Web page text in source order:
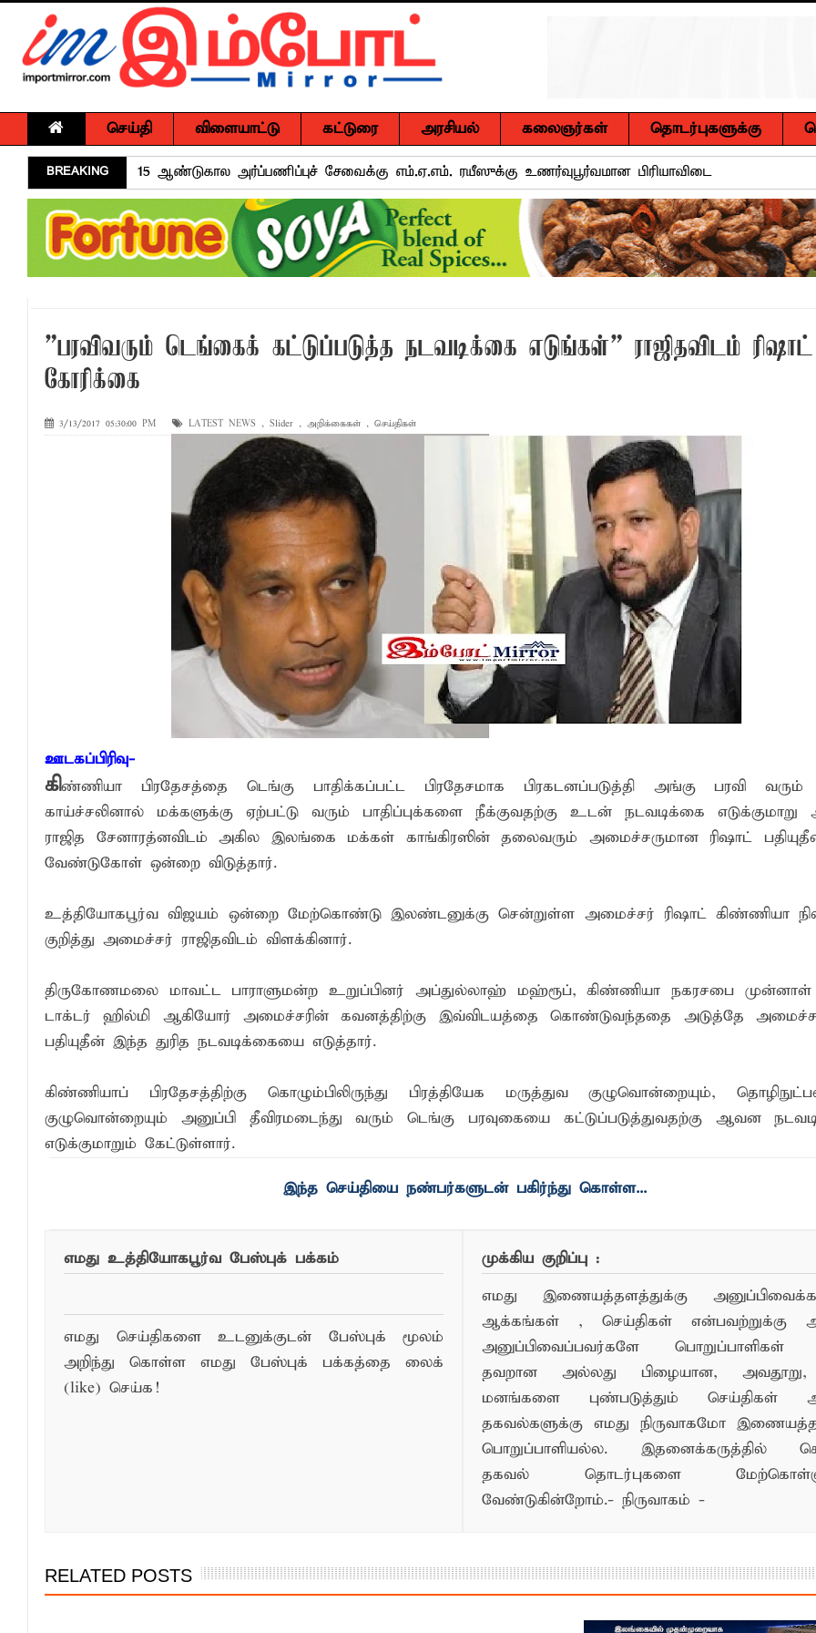
செய்தி விளையாட்டு கட்டுரை அரசியல் கலைஞர்கள் தொடர்புகளுக்கு
BREAKING
அர்ப்பணிப்புமிக்க சேவைக்காக முகம்மது புசைலுக்கு தென்கிழக்குப் பல்கலைக்கழகத்தில் கௌரவம்!
சுகாதார விதிமுறைகளை மீறிய வியாபாரிகளுக்கு எதிராகச் சட்ட நடவடிக்கை! மனித நுகர்வுக்குப்
மாளிகைக்காட்டிற்கு நிரந்தர மாற்று மையவாடி அமைப்பது குறித்து விசேட ஆலோசனைக் கூட்டம் :
ஒருமித்த நடவடிக்கைக்கு முஸ்தீபு
பகிடிவதைக்கு பூஜ்ஜிய சகிப்புத்தன்மை: "ஒரு மாணவனின் கனவைக் கலைக்காதீர்கள்" – தென்கிழக்குப்
கல்முனை - பாண்டிருப்பில் வீதி விபத்து ஒருவர் உயிரிழப்பு, மற்றையவர் அவசர சிகிச்சை பிரிவில்
NGO சட்டமூலத்திற்கு எதிராக பாராளுமன்ற உறுப்பினர்கள் வாக்களிக்க வேண்டும் – மனித உரிமைகள்
வேண்டுகோள்
அக்கரைப்பற்று பொலிஸ் பிரிவில் அதிரடிப் போக்குவரத்துச் சோதனை- 187 வழக்குகள் பதிவு, 23 மோட்டார்
தென்கிழக்குப் பல்கலைக்கழகத்தில் புவித் தகவல் தொழில்நுட்ப குறுகியகால கற்கைநெறி ஆரம்பம்: பன்முகக்
காலத்தின் தேவை – பீடாதிபதி பேராசிரியர் எம். எம். பாஸில்
தீகவாபியில் பயிர்ச்செய்கைகள் நாசம்- அறுவடைக்குத் தயாராகவிருந்த நெல் வயல்களை துவம்சம் செய்த
தென்கிழக்குப் பல்கலைக்கழகத்திற்கு மேலும் ஓர் பெருமை
தென்கிழக்குப் பல்கலையில் மூன்று நாட்கள், ஒன்பது அமர்வுகள்; 3,397 பட்டதாரிகளுக்கு பட்டங்கள் –
நினைவுப் பதக்கங்கள் மற்றும் சிறப்புப் பரிசுகள்
இலங்கை அஹ்திய்யா பாடசாலைகளின் 75ஆவது ஆண்டு பவள விழா ஏற்பாடுகள் தொடர்பாக அம்பாறை
தென்கிழக்குப் பல்கலைக்கழக ஊழியர் சங்கத்தின் புதிய செயலாளராக நாபி எம். முஸ்னி பதவியேற்பு
சாய்ந்தமருது லீடர் அஸ்ரப் வித்தியாலயத்தில் சுற்றாடல் சார் செயற்பாட்டு முகாம்
சாய்ந்தமருது ரியல் பிளாஸ்டர் விளையாட்டுக் கழகத்தின் ரீஜென்சி டி20 பிளாஸ்ட் கிரிக்கெட் சுற்றுப்போட்டி
நிதி மோசடிகளைத் தடுப்பதற்காக மத்திய வங்கி – பொலிஸார் இணைந்து அம்பாறையில் விசேட விழிப்புணர்வு
பொலிஸ் சிறைக்கூடத்தை வீடியோ எடுத்த சந்தேக நபருக்கு சரீரப் பிணை-கல்முனை நீதிவான் நீதிமன்றம்
15 ஆண்டுகால அர்ப்பணிப்புச் சேவைக்கு எம்.ஏ.எம். ரயீஸுக்கு உணர்வுபூர்வமான பிரியாவிடை
”பரவிவரும் டெங்கைக் கட்டுப்படுத்த நடவடிக்கை எடுங்கள்” ராஜிதவிடம் ரிஷாட்
கோரிக்கை
3/13/2017 05:30:00 PM LATEST NEWS , Slider , அறிக்கைகள் , செய்திகள்
ஊடகப்பிரிவு-
கிண்ணியா பிரதேசத்தை டெங்கு பாதிக்கப்பட்ட பிரதேசமாக பிரகடனப்படுத்தி அங்கு பரவி வரும்
காய்ச்சலினால் மக்களுக்கு ஏற்பட்டு வரும் பாதிப்புக்களை நீக்குவதற்கு உடன் நடவடிக்கை
ராஜித சேனாரத்னவிடம் அகில இலங்கை மக்கள் காங்கிரஸின் தலைவரும் அமைச்சருமான ரிஷாட்
வேண்டுகோள் ஒன்றை விடுத்தார்.
உத்தியோகபூர்வ விஜயம் ஒன்றை மேற்கொண்டு இலண்டனுக்கு சென்றுள்ள அமைச்சர் ரிஷாட் கிண்ணியா
குறித்து அமைச்சர் ராஜிதவிடம் விளக்கினார்.
திருகோணமலை மாவட்ட பாராளுமன்ற உறுப்பினர் அப்துல்லாஹ் மஹ்ரூப், கிண்ணியா நகரசபை
டாக்டர் ஹில்மி ஆகியோர் அமைச்சரின் கவனத்திற்கு இவ்விடயத்தை கொண்டுவந்ததை அடுத்தே
பதியுதீன் இந்த துரித நடவடிக்கையை எடுத்தார்.
கிண்ணியாப் பிரதேசத்திற்கு கொழும்பிலிருந்து பிரத்தியேக மருத்துவ குழுவொன்றையும்,
குழுவொன்றையும் அனுப்பி தீவிரமடைந்து வரும் டெங்கு பரவுகையை கட்டுப்படுத்துவதற்கு ஆவன
எடுக்குமாறும் கேட்டுள்ளார்.
எமது உத்தியோகபூர்வ பேஸ்புக் பக்கம்
எமது செய்திகளை உடனுக்குடன் பேஸ்புக் மூலம்
அறிந்து கொள்ள எமது பேஸ்புக் பக்கத்தை லைக்
(like) செய்க!
முக்கிய குறிப்பு :
எமது இணையத்தளத்துக்கு
ஆக்கங்கள் , செய்திகள் என்பவற்றுக்கு
அனுப்பிவைப்பவர்களே பொறுப்பாளிகள்
தவறான அல்லது பிழையான, அவதூறு,
மனங்களை புண்படுத்தும் செய்திகள்
தகவல்களுக்கு எமது நிருவாகமோ
பொறுப்பாளியல்ல. இதனைக்கருத்தில்
தகவல் தொடர்புகளை
வேண்டுகின்றோம்.- நிருவாகம் -
RELATED POSTS